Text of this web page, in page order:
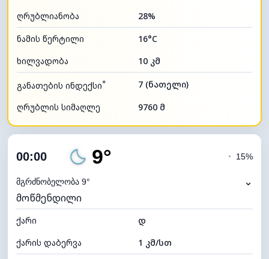
ღრუბლიანობა
28%
ნამის წერტილი
16°C
ხილვადობა
10 კმ
განათების ინდექსი* 7 (ნათელი)
ღრუბლის სიმაღლე 9760 მ
00:00 9°
მგრძნობელობა 9°
◔ 15%
⌄
მოწმენდილი
ქარი
დ
ქარის დაბერვა
1 კმ/სთ